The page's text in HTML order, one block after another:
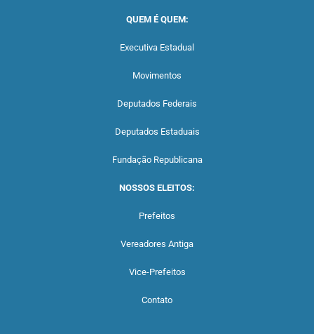
QUEM É QUEM:
Executiva Estadual
Movimentos
Deputados Federais
Deputados Estaduais
Fundação Republicana
NOSSOS ELEITOS:
Prefeitos
Vereadores Antiga
Vice-Prefeitos
Contato